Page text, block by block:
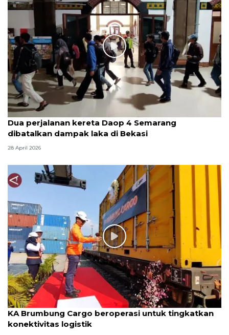
Dua perjalanan kereta Daop 4 Semarang
dibatalkan dampak laka di Bekasi
28 April 2026
KA Brumbung Cargo beroperasi untuk tingkatkan
konektivitas logistik